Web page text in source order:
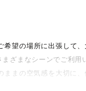
望の場所に出張して
ざまなシーンでご利用
まの空気感を大切に